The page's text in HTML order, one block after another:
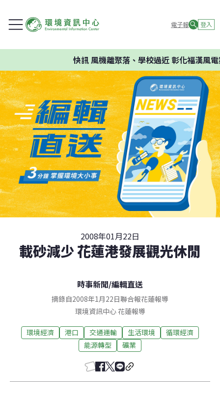
電子報 登入
快訊風機離聚落、學校過近 彰化福漢風電
2008年01月22日
載砂減少 花蓮港發展觀光休閒
時事新聞/編輯直送
摘錄自2008年1月22日聯合報花蓮報導
環境資訊中心 花蓮報導
環境經濟 港口 交通運輸 生活環境
循環經濟
能源轉型
礦業